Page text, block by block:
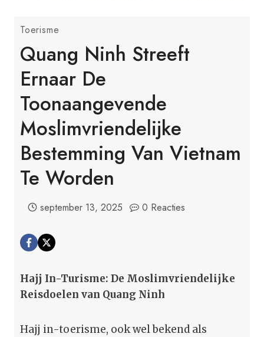
Toerisme
Quang Ninh Streeft
Ernaar De
Toonaangevende
Moslimvriendelijke
Bestemming Van Vietnam
Te Worden
september 13, 2025 0 Reacties
Hajj In-Turisme: De Moslimvriendelijke
Reisdoelen van Quang Ninh
Hajj in-toerisme, ook wel bekend als